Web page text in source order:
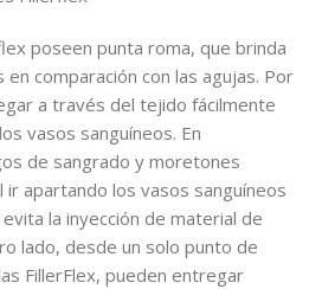
poseen punta roma, que brinda
comparación con las agujas. Por
a través del tejido fácilmente
vasos sanguíneos. En
de sangrado y moretones
ir apartando los vasos sanguíneos
la inyección de material de
lado, desde un solo punto de
FillerFlex, pueden entregar